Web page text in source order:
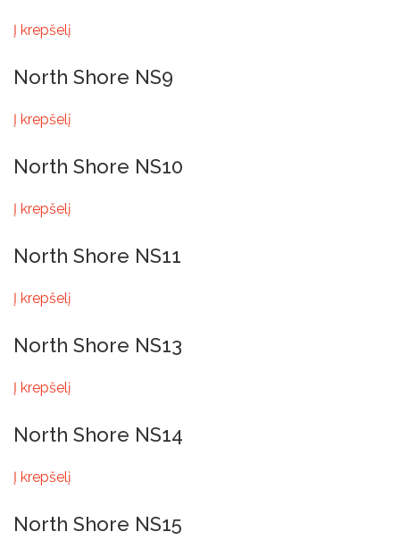
Į krepšelį
North Shore NS9
Į krepšelį
North Shore NS10
Į krepšelį
North Shore NS11
Į krepšelį
North Shore NS13
Į krepšelį
North Shore NS14
Į krepšelį
North Shore NS15